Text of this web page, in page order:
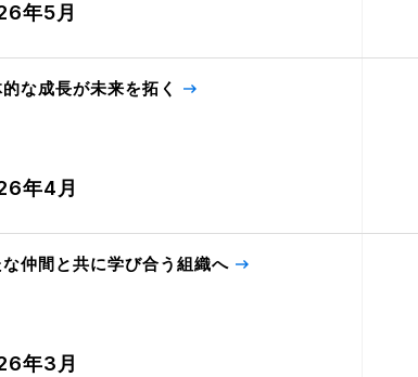
年5月
な成長が未来を拓く
年4月
仲間と共に学び合う組織へ
年3月